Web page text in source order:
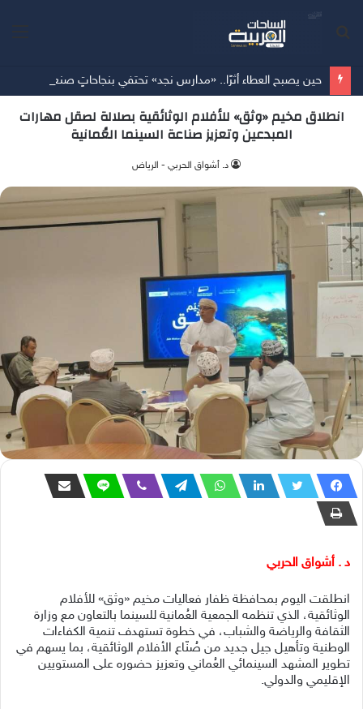
انطلاق مخيم «وثق» للأفلام الوثائقية بصلالة لصقل مهارات
المبدعين وتعزيز صناعة السينما العُمانية
د. أشواق الحربي - الرياض
د . أشواق الحربي
انطلقت اليوم بمحافظة ظفار فعاليات مخيم «وثق» للأفلام
الوثائقية، الذي تنظمه الجمعية العُمانية للسينما بالتعاون مع وزارة
الثقافة والرياضة والشباب، في خطوة تستهدف تنمية الكفاءات
الوطنية وتأهيل جيل جديد من صُنّاع الأفلام الوثائقية، بما يسهم في
تطوير المشهد السينمائي العُماني وتعزيز حضوره على المستويين
الإقليمي والدولي.